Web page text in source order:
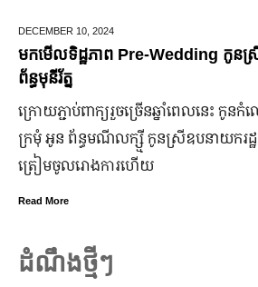
កូនស្រីឧបនាយករដ្ឋមន្រ្តី អូន
ាំ​ពេលនេះ កូនកំលោះ ឡាំ ជុងហាវ កូន
ឧបនាយករដ្ឋមន្ត្រី អូន ព័ន្ធមុនីរ័ត្ន
ដំណឹងថ្មីៗ